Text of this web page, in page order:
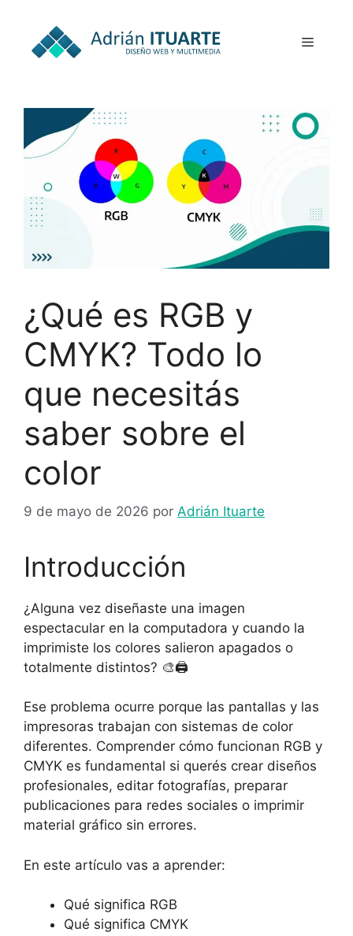
¿Qué es RGB y
CMYK? Todo lo
que necesitás
saber sobre el
color
9 de mayo de 2026 por Adrián Ituarte
Introducción
¿Alguna vez diseñaste una imagen
espectacular en la computadora y cuando la
imprimiste los colores salieron apagados o
totalmente distintos? 🎨🖨️
Ese problema ocurre porque las pantallas y las
impresoras trabajan con sistemas de color
diferentes. Comprender cómo funcionan RGB y
CMYK es fundamental si querés crear diseños
profesionales, editar fotografías, preparar
publicaciones para redes sociales o imprimir
material gráfico sin errores.
En este artículo vas a aprender:
Qué significa RGB
Qué significa CMYK